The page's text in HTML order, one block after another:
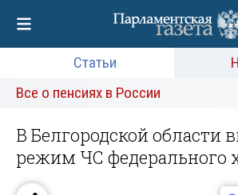
Статьи
Все о пенсиях в России
В Белгородской области
режим ЧС федерального